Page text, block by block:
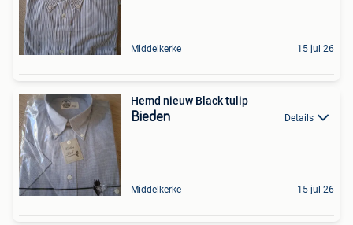
Middelkerke 15 jul 26
Hemd nieuw Black tulip
Bieden Details
Middelkerke 15 jul 26